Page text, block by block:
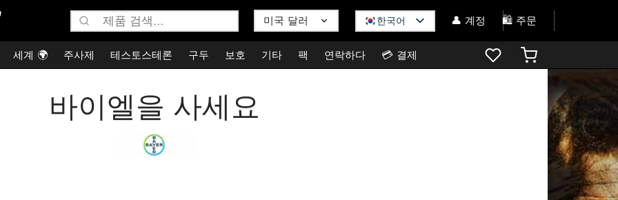
색:
한국어 👤 계정 🛍️ 주문
세계 🌍 주사제 테스토스테론 구두 보호 기타 팩 연락하다 💳 결제
바이엘을 사세요